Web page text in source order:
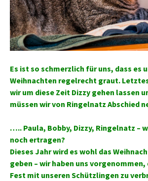
Es ist so schmerzlich für uns, dass es
Weihnachten regelrecht graut.
wir um diese Zeit Dizzy gehen lassen
müssen wir von Ringelnatz Abschied
….. Paula, Bobby, Dizzy, Ringelnatz –
noch ertragen?
Dieses Jahr wird es wohl das
geben – wir haben uns
Fest mit unseren Schützlingen zu